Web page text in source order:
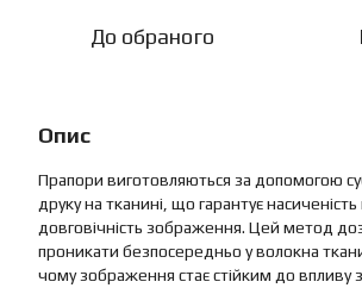
До обраного
Опис
Прапори виготовляються за допомогою
друку на тканині, що гарантує насиченість
довговічність зображення. Цей метод
проникати безпосередньо у волокна
чому зображення стає стійким до впливу